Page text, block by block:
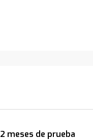
2 meses de prueba